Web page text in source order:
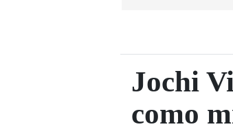
Jochi
como